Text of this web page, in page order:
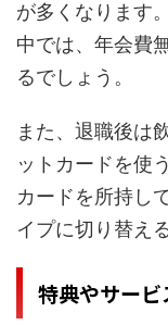
が多くなります
中では、年会費
るでしょう。
また、退職後は
ットカードを使
カードを所持し
イプに切り替え
特典やサー